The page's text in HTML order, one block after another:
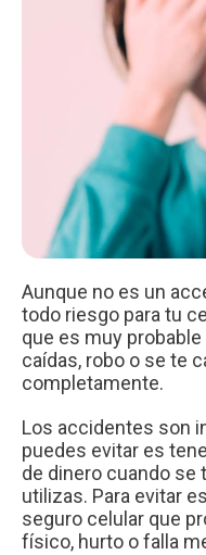
Aunque no es un
todo riesgo para tu
que es muy
caídas, robo o se te
completamente.
Los accidentes son
puedes evitar es
de dinero cuando se
utilizas. Para evitar
seguro celular que
físico, hurto o falla